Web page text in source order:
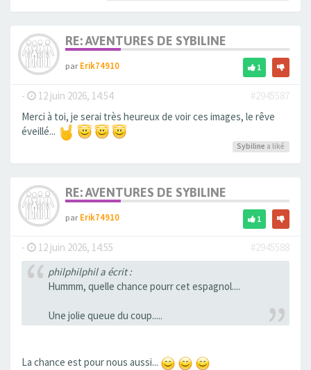
RE: AVENTURES DE SYBILINE
parErik74910 1
- 12 juin 2026, 14:54
#2945587
Merci à toi, je serai très heureux de voir ces images, le rêve
éveillé...
Sybiline a liké
RE: AVENTURES DE SYBILINE
parErik74910 1
- 12 juin 2026, 14:55
#2945588
philphilphil a écrit :
Hummm, quelle chance pourr cet espagnol....
Une jolie queue du coup.....
La chance est pour nous aussi...